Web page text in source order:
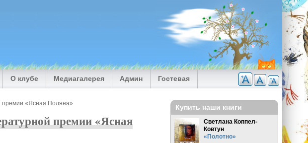
О клубе Медиагалерея Админ Гостевая
премии «Ясная Поляна»
премии «Ясная
Купить наши книги
Светлана Коппел-
Ковтун
«Полотно»